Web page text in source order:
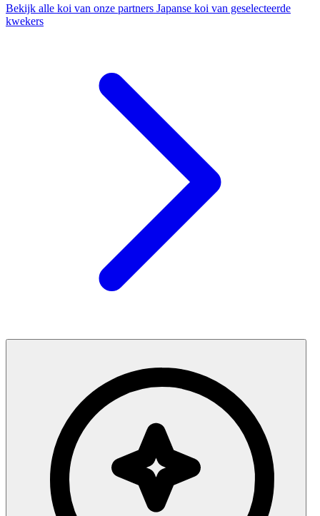
Bekijk alle koi van onze partners Japanse koi van geselecteerde
kwekers